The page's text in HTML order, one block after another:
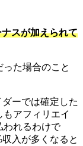
スが加えられて
た場合のこと
ーでは確定した
アフィリエイ
われるわけで
入が多くなると